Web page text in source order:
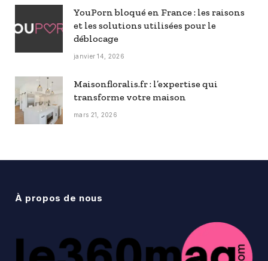
YouPorn bloqué en France : les raisons
et les solutions utilisées pour le
déblocage
janvier 14, 2026
Maisonfloralis.fr : l’expertise qui
transforme votre maison
mars 21, 2026
À propos de nous